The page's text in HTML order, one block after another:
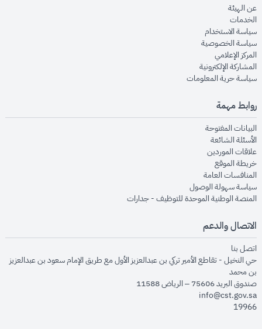
عن الهيئةopens in new window
الخدماتopens in new window
سياسة الاستخدام
سياسة الخصوصيةopens in new window
المركز الإعلاميopens in new window
المشاركة الإلكترونيةopens in new window
سياسة حرية المعلوماتopens in new window
روابط مهمة
البيانات المفتوحةopens in new window
الأسئلة الشائعةopens in new window
علاقات الموردينopens in new window
خريطة الموقعopens in new window
المنافسات العامةopens in new window
سياسة سهولة الوصولopens in new window
المنصة الوطنية الموحدة للتوظيف - جداراتopens in new window
الاتصال والدعم
اتصل بنا
حي النخيل - تقاطع الأمير تركي بن عبدالعزيز الأول مع طريق الإمام سعود بن عبدالعزيز
بن محمد
صندوق البريد 75606 – الرياض 11588
info@cst.gov.sa
19966